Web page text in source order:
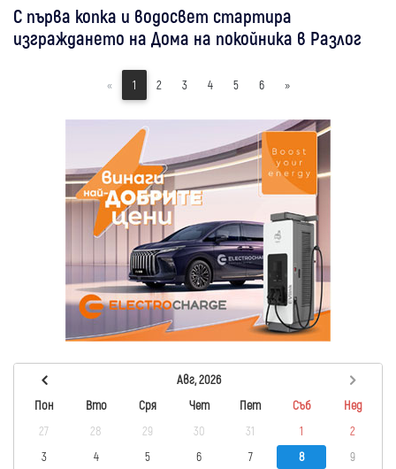
С първа копка и водосвет стартира
изграждането на Дома на покойника в Разлог
« 1 2 3 4 5 6 »
Авг, 2026
Пон
Вто Сря Чет Пет Съб
Нед
27
28 29 30 31 1
2
3
4 5 6 7 8 9